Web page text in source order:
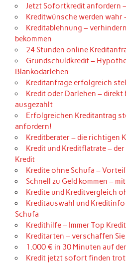
Jetzt Sofortkredit anfordern
Kreditwünsche werden
Kreditablehnung –
bekommen
24 Stunden online
Grundschuldkredit –
Blankodarlehen
Kreditanfrage erfolgreich
Kredit oder Darlehen – direkt
ausgezahlt
Erfolgreichen Kreditantrag
anfordern!
Kreditberater – die richtigen
Kredit und Kreditflatrate –
Kredit
Kredite ohne Schufa –
Schnell zu Geld kommen –
Kredite und Kreditvergleich
Kreditauswahl und
Schufa
Kredithilfe – Immer Top
Kreditarten – verschaffen
1.000 € in 30 Minuten auf
Kredit jetzt sofort finden